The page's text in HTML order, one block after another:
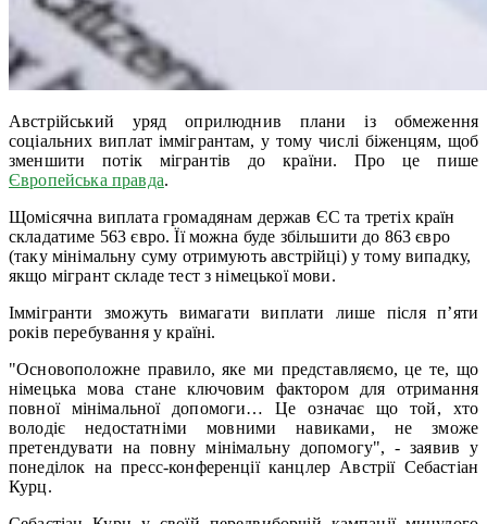
Австрійський уряд оприлюднив плани із обмеження
соціальних виплат іммігрантам, у тому числі біженцям, щоб
зменшити потік мігрантів до країни. Про це пише
Європейська правда.
Щомісячна виплата громадянам держав ЄС та третіх країн
складатиме 563 євро. Її можна буде збільшити до 863 євро
(таку мінімальну суму отримують австрійці) у тому випадку,
якщо мігрант складе тест з німецької мови.
Іммігранти зможуть вимагати виплати лише після п’яти
років перебування у країні.
"Основоположне правило, яке ми представляємо, це те, що
німецька мова стане ключовим фактором для отримання
повної мінімальної допомоги… Це означає що той, хто
володіє недостатніми мовними навиками, не зможе
претендувати на повну мінімальну допомогу", - заявив у
понеділок на пресс-конференції канцлер Австрії Себастіан
Курц.